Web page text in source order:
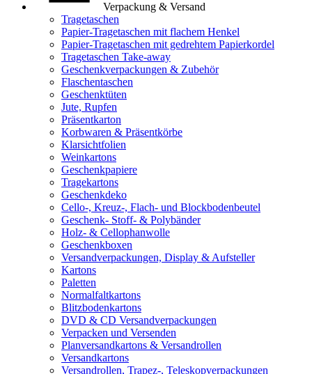
Verpackung & Versand
Tragetaschen
Papier-Tragetaschen mit flachem Henkel
Papier-Tragetaschen mit gedrehtem Papierkordel
Tragetaschen Take-away
Geschenkverpackungen & Zubehör
Flaschentaschen
Geschenktüten
Jute, Rupfen
Präsentkarton
Korbwaren & Präsentkörbe
Klarsichtfolien
Weinkartons
Geschenkpapiere
Tragekartons
Geschenkdeko
Cello-, Kreuz-, Flach- und Blockbodenbeutel
Geschenk- Stoff- & Polybänder
Holz- & Cellophanwolle
Geschenkboxen
Versandverpackungen, Display & Aufsteller
Kartons
Paletten
Normalfaltkartons
Blitzbodenkartons
DVD & CD Versandverpackungen
Verpacken und Versenden
Planversandkartons & Versandrollen
Versandkartons
Versandrollen, Trapez-, Teleskopverpackungen